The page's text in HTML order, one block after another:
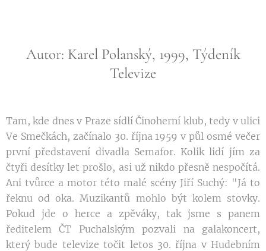
Autor: Karel Polanský, 1999, Týdeník
Televize
Tam, kde dnes v Praze sídlí Činoherní klub, tedy v ulici
Ve Smečkách, začínalo 30. října 1959 v půl osmé večer
první představení divadla Semafor. Kolik lidí jím za
čtyři desítky let prošlo, asi už nikdo přesně nespočítá.
Ani tvůrce a motor této malé scény Jiří Suchý: "Já to
řeknu od oka. Muzikantů mohlo být kolem stovky.
Pokud jde o herce a zpěváky, tak jsme s panem
ředitelem ČT Puchalským pozvali na galakoncert,
který bude televize točit letos 30. října v Hudebním